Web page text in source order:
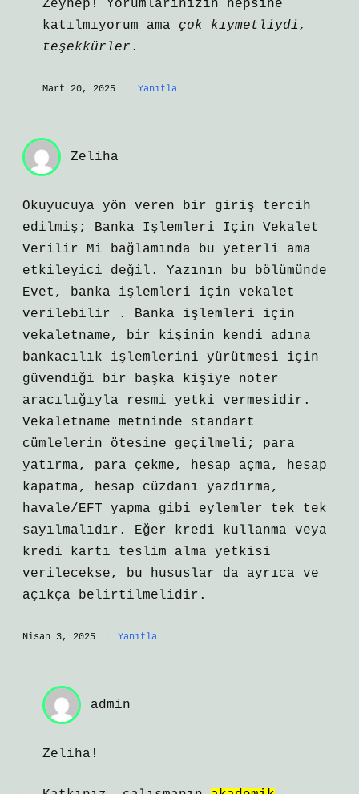
Zeynep! Yorumlarınızın hepsine
katılmıyorum ama çok kıymetliydi,
teşekkürler .
Mart 20, 2025 Yanıtla
Zeliha
Okuyucuya yön veren bir giriş tercih
edilmiş; Banka Işlemleri Için Vekalet
Verilir Mi bağlamında bu yeterli ama
etkileyici değil. Yazının bu bölümünde
Evet, banka işlemleri için vekalet
verilebilir . Banka işlemleri için
vekaletname, bir kişinin kendi adına
bankacılık işlemlerini yürütmesi için
güvendiği bir başka kişiye noter
aracılığıyla resmi yetki vermesidir.
Vekaletname metninde standart
cümlelerin ötesine geçilmeli; para
yatırma, para çekme, hesap açma, hesap
kapatma, hesap cüzdanı yazdırma,
havale/EFT yapma gibi eylemler tek tek
sayılmalıdır. Eğer kredi kullanma veya
kredi kartı teslim alma yetkisi
verilecekse, bu hususlar da ayrıca ve
açıkça belirtilmelidir.
Nisan 3, 2025 Yanıtla
admin
Zeliha!